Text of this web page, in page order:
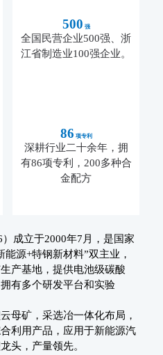
500 强
全国民营企业500强、浙
江省制造业100强企业。
86 项专利
深耕行业二十余年，拥
有86项专利，200多种合
金配方
成立于2000年7月，是国家
源+特钢新材料”双主业，
产基地，提供电池级碳酸
有多个研发平台和实验
母矿，采选冶一体化布局，
利用产品，应用于新能源汽
头，产量领先。